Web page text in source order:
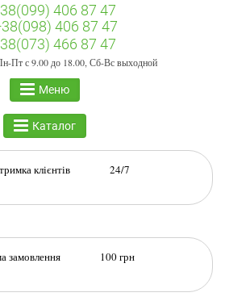
406 87 47
406 87 47
466 87 47
Пт с 9.00 до 18.00, Сб-Вс выходной
Меню
Каталог
клієнтів 24/7
замовлення 100 грн